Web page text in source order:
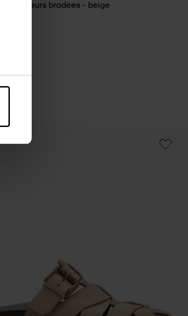
avec fleurs brodées - beige